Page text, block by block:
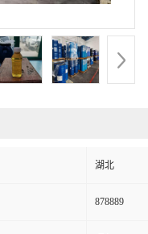
湖北
878889